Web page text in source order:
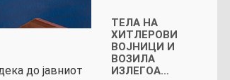
до јавниот
ТЕЛА НА
ХИТЛЕРОВИ
ВОЈНИЦИ И
ВОЗИЛА
ИЗЛЕГОА…